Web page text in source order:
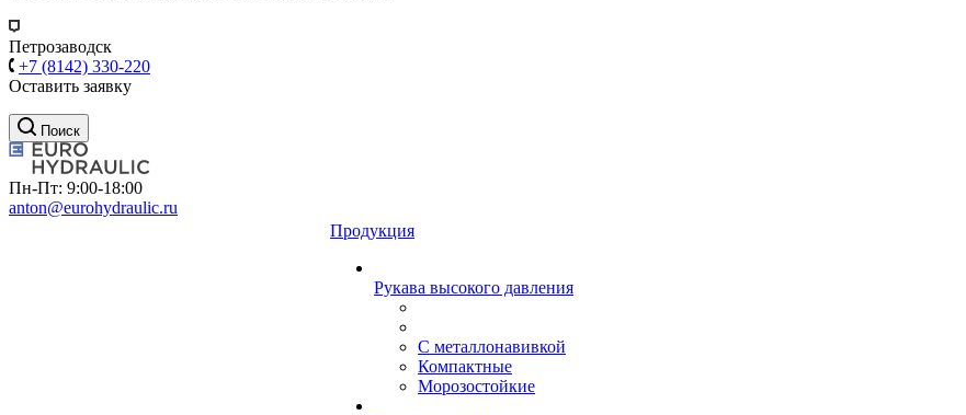
Петрозаводск
+7 (8142) 330-220
Оставить заявку
Поиск
Пн-Пт: 9:00-18:00
anton@eurohydraulic.ru
Продукция
Рукава высокого давления
С металлонавивкой
Компактные
Морозостойкие